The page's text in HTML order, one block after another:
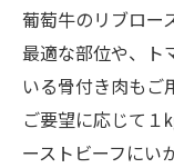
葡萄牛のリブロー
最適な部位や、ト
いる骨付き肉もご
ご要望に応じて１
ーストビーフにい